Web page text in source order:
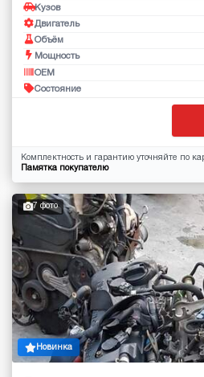
Кузов
Двигатель
Объём
Мощность
OEM
Состояние
Комплектность и гарантию уточняйте по
Памятка покупателю
7 фото
Новинка